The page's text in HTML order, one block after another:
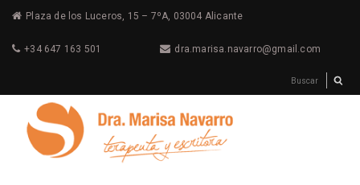
Plaza de los Luceros, 15 – 7ºA, 03004 Alicante
+34 647 163 501 dra.marisa.navarro@gmail.com